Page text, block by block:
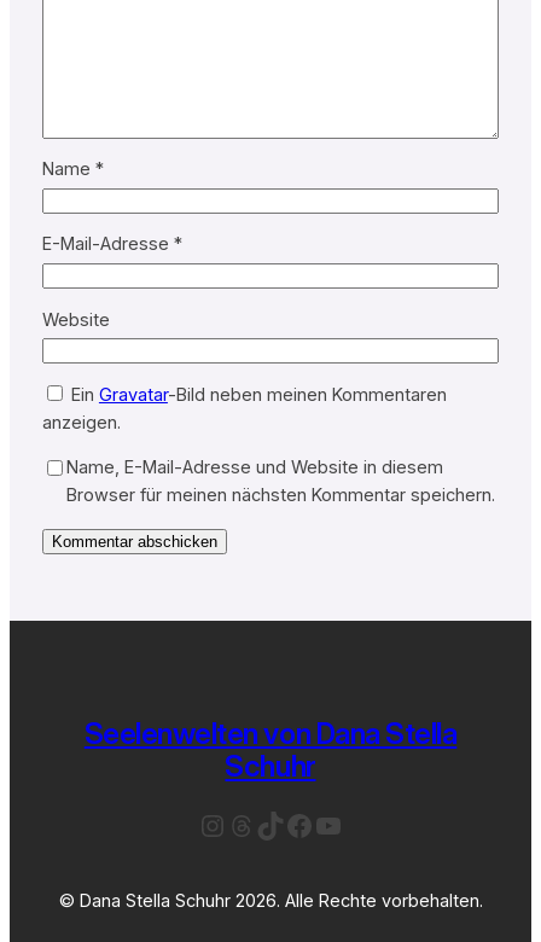
Name *
E-Mail-Adresse *
Website
Ein Gravatar-Bild neben meinen Kommentaren
anzeigen.
Name, E-Mail-Adresse und Website in diesem
Browser für meinen nächsten Kommentar speichern.
Seelenwelten von Dana Stella
Schuhr
Instagram
Threads
TikTok
Facebook
YouTube
© Dana Stella Schuhr 2026. Alle Rechte vorbehalten.